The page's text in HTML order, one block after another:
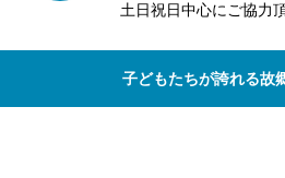
土日祝日中心にご協力
子どもたちが誇れる故